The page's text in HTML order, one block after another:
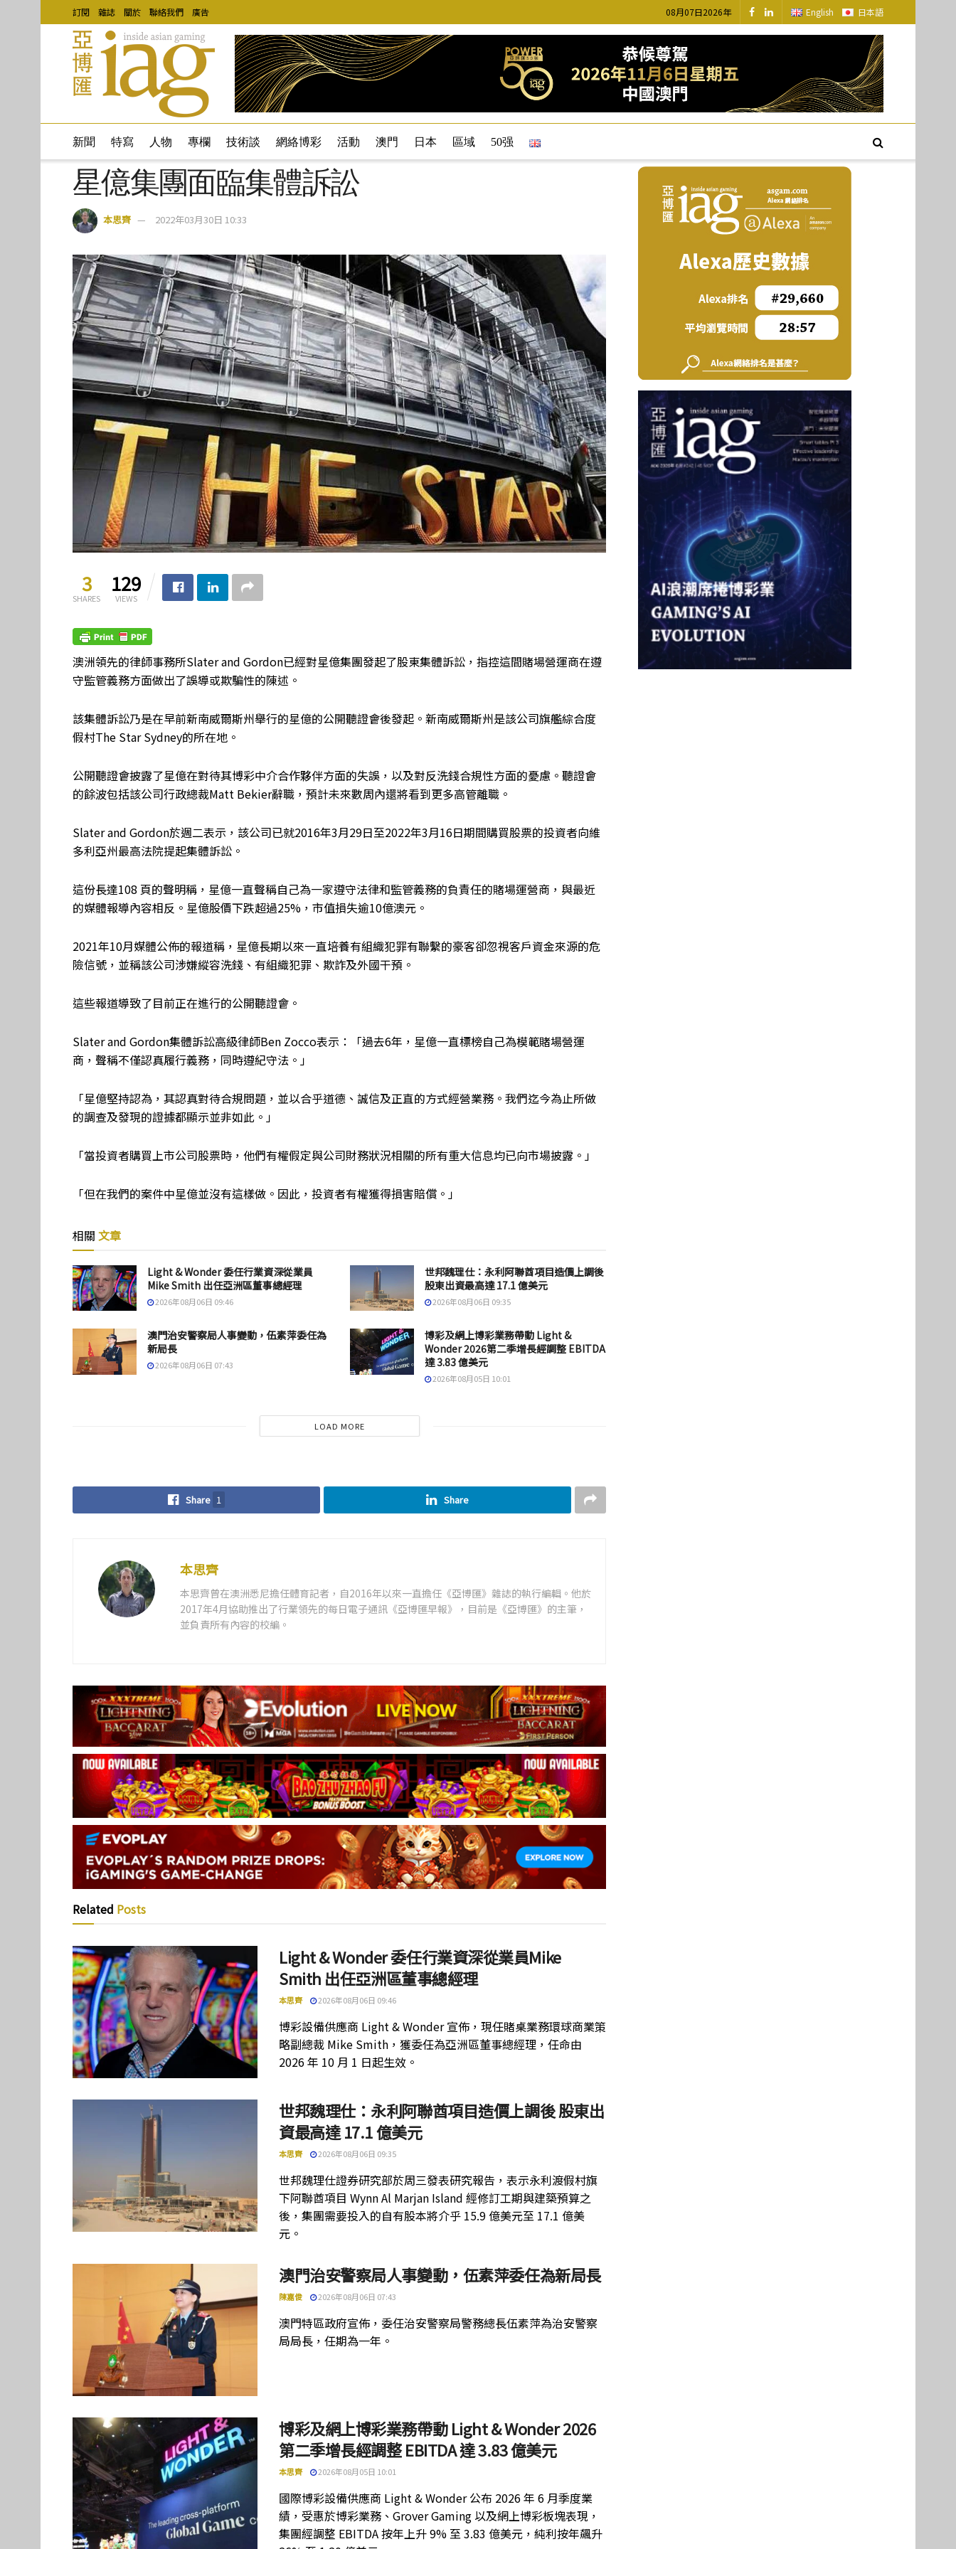
訂閱 雜誌 關於 聯絡我們 廣告 08月07日2026年 English 日本語
新聞 特寫 人物 專欄 技術談 網絡博彩 活動 澳門 日本 區域 50强
星億集團面臨集體訴訟
本思齊 2022年03月30日 10:33
3
SHARES
129
VIEWS
澳洲領先的律師事務所Slater and Gordon已經對星億集團發起了股東集體訴訟，指控這間賭場營運商在遵
守監管義務方面做出了誤導或欺騙性的陳述。
該集體訴訟乃是在早前新南威爾斯州舉行的星億的公開聽證會後發起。新南威爾斯州是該公司旗艦綜合度
假村The Star Sydney的所在地。
公開聽證會披露了星億在對待其博彩中介合作夥伴方面的失誤，以及對反洗錢合規性方面的憂慮。聽證會
的餘波包括該公司行政總裁Matt Bekier辭職，預計未來數周內還將看到更多高管離職。
Slater and Gordon於週二表示，該公司已就2016年3月29日至2022年3月16日期間購買股票的投資者向維
多利亞州最高法院提起集體訴訟。
這份長達108 頁的聲明稱，星億一直聲稱自己為一家遵守法律和監管義務的負責任的賭場運營商，與最近
的媒體報導內容相反。星億股價下跌超過25%，市值損失逾10億澳元。
2021年10月媒體公佈的報道稱，星億長期以來一直培養有組織犯罪有聯繫的豪客卻忽視客戶資金來源的危
險信號，並稱該公司涉嫌縱容洗錢、有組織犯罪、欺詐及外國干預。
這些報道導致了目前正在進行的公開聽證會。
Slater and Gordon集體訴訟高級律師Ben Zocco表示：「過去6年，星億一直標榜自己為模範賭場營運
商，聲稱不僅認真履行義務，同時遵紀守法。」
「星億堅持認為，其認真對待合規問題，並以合乎道德、誠信及正直的方式經營業務。我們迄今為止所做
的調查及發現的證據都顯示並非如此。」
「當投資者購買上市公司股票時，他們有權假定與公司財務狀況相關的所有重大信息均已向市場披露。」
「但在我們的案件中星億並沒有這樣做。因此，投資者有權獲得損害賠償。」
相關 文章
Light & Wonder 委任行業資深從業員
Mike Smith 出任亞洲區董事總經理
2026年08月06日 09:46
世邦魏理仕：永利阿聯酋項目造價上調後
股東出資最高達 17.1 億美元
2026年08月06日 09:35
澳門治安警察局人事變動，伍素萍委任為
新局長
2026年08月06日 07:43
博彩及網上博彩業務帶動 Light &
Wonder 2026第二季增長經調整 EBITDA
達 3.83 億美元
2026年08月05日 10:01
LOAD MORE
Share 1 Share
本思齊
本思齊曾在澳洲悉尼擔任體育記者，自2016年以來一直擔任《亞博匯》雜誌的執行編輯。他於
2017年4月協助推出了行業領先的每日電子通訊《亞博匯早報》，目前是《亞博匯》的主筆，
並負責所有內容的校編。
Related Posts
Light & Wonder 委任行業資深從業員Mike
Smith 出任亞洲區董事總經理
本思齊 2026年08月06日 09:46
博彩設備供應商 Light & Wonder 宣佈，現任賭桌業務環球商業策
略副總裁 Mike Smith，獲委任為亞洲區董事總經理，任命由
2026 年 10 月 1 日起生效。
世邦魏理仕：永利阿聯酋項目造價上調後 股東出
資最高達 17.1 億美元
本思齊 2026年08月06日 09:35
世邦魏理仕證券研究部於周三發表研究報告，表示永利渡假村旗
下阿聯酋項目 Wynn Al Marjan Island 經修訂工期與建築預算之
後，集團需要投入的自有股本將介乎 15.9 億美元至 17.1 億美
元。
澳門治安警察局人事變動，伍素萍委任為新局長
陳嘉俊 2026年08月06日 07:43
澳門特區政府宣佈，委任治安警察局警務總長伍素萍為治安警察
局局長，任期為一年。
博彩及網上博彩業務帶動 Light & Wonder 2026
第二季增長經調整 EBITDA 達 3.83 億美元
本思齊 2026年08月05日 10:01
國際博彩設備供應商 Light & Wonder 公布 2026 年 6 月季度業
績，受惠於博彩業務、Grover Gaming 以及網上博彩板塊表現，
集團經調整 EBITDA 按年上升 9% 至 3.83 億美元，純利按年飆升